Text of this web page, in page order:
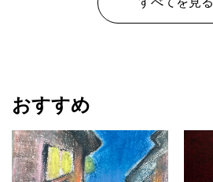
おすすめ